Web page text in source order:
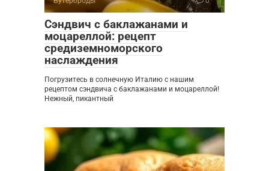
Сэндвич с баклажанами и
моцареллой: рецепт
средиземноморского
наслаждения
Погрузитесь в солнечную Италию с нашим
рецептом сэндвича с баклажанами и моцареллой!
Нежный, пикантный